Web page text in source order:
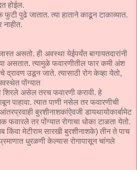
होईल.
पुढे जातात. त्या हाताने काढून टाकाव्यात.
नाहीत.
असतो. ही अवस्था येईपर्यंत बागायतदारांनी
असतात. त्यामुळे फवारणीतील फार कमी अंश
द्रावण उडून जाते. त्यासाठी रोग केव्हा येतो,
पोंग्यात
शिरले असेल तरच फवारणी करावी. हे
पाहावा. त्यात पाणी नसेल तर फवारणीची
बुरशीनाशकांऐवजी डायथायोकार्बामेट
फवारले तर पोंग्यात रोगाचा धोका टाळता येतो.
किंवा मेटीराम सारखी बुरशीनाशके) तीन ते पाच
धुरळणी केल्यास रोगापासून चांगले